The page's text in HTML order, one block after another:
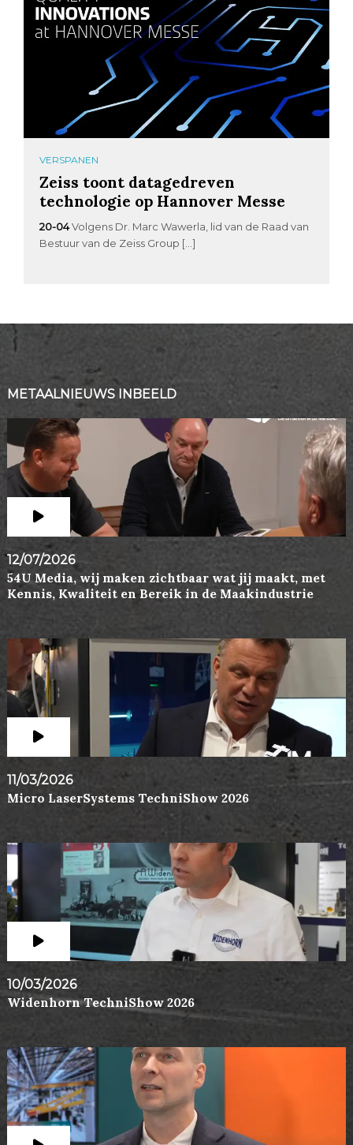
VERSPANEN
Zeiss toont datagedreven
technologie op Hannover Messe
20-04Volgens Dr. Marc Wawerla, lid van de Raad van
Bestuur van de Zeiss Group […]
METAALNIEUWS INBEELD
12/07/2026
54U Media, wij maken zichtbaar wat jij maakt, met
Kennis, Kwaliteit en Bereik in de Maakindustrie
11/03/2026
Micro LaserSystems TechniShow 2026
10/03/2026
Widenhorn TechniShow 2026